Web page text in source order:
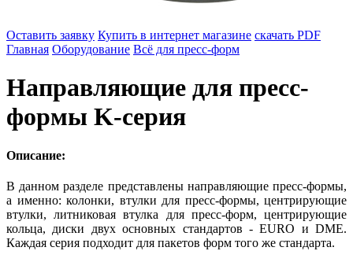
Оставить заявку Купить в интернет магазине скачать PDF
Главная Оборудование Всё для пресс-форм
Направляющие для пресс-
формы K-серия
Описание:
В данном разделе представлены направляющие пресс-формы,
а именно: колонки, втулки для пресс-формы, центрирующие
втулки, литниковая втулка для пресс-форм, центрирующие
кольца, диски двух основных стандартов - EURO и DME.
Каждая серия подходит для пакетов форм того же стандарта.